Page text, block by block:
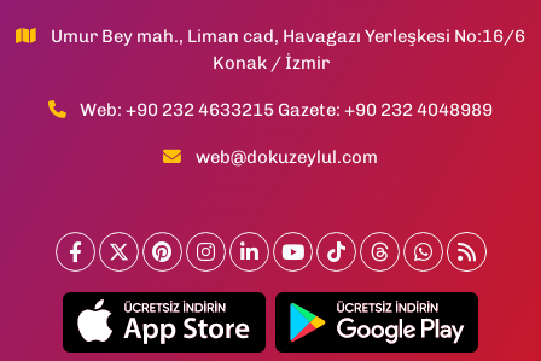
Umur Bey mah., Liman cad, Havagazı Yerleşkesi No:16/6
Konak / İzmir
Web: +90 232 4633215 Gazete: +90 232 4048989
web@dokuzeylul.com